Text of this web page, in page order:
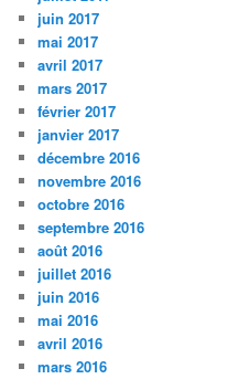
juin 2017
mai 2017
avril 2017
mars 2017
février 2017
janvier 2017
décembre 2016
novembre 2016
octobre 2016
septembre 2016
août 2016
juillet 2016
juin 2016
mai 2016
avril 2016
mars 2016